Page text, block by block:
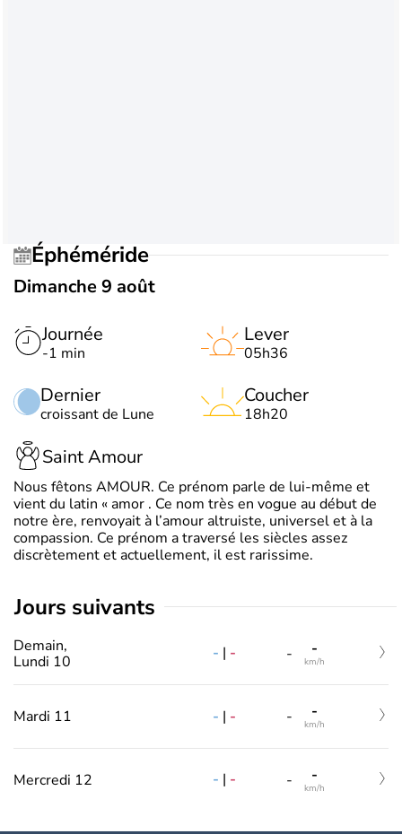
Éphéméride
Dimanche 9 août
Journée
-1 min
Dernier
croissant de Lune
Lever
05h36
Coucher
18h20
Saint Amour
Nous fêtons AMOUR. Ce prénom parle de lui-même et
vient du latin « amor . Ce nom très en vogue au début de
notre ère, renvoyait à l’amour altruiste, universel et à la
compassion. Ce prénom a traversé les siècles assez
discrètement et actuellement, il est rarissime.
jours suivants
Demain,
Lundi 10
- | - - -
km/h
Mardi 11 - | - - -
km/h
Mercredi 12 - | - - -
km/h